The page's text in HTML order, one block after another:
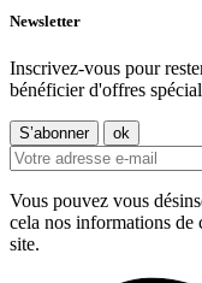
Newsletter
Inscrivez-vous pour
bénéficier d'offres
Vous pouvez vous
cela nos informations de
site.